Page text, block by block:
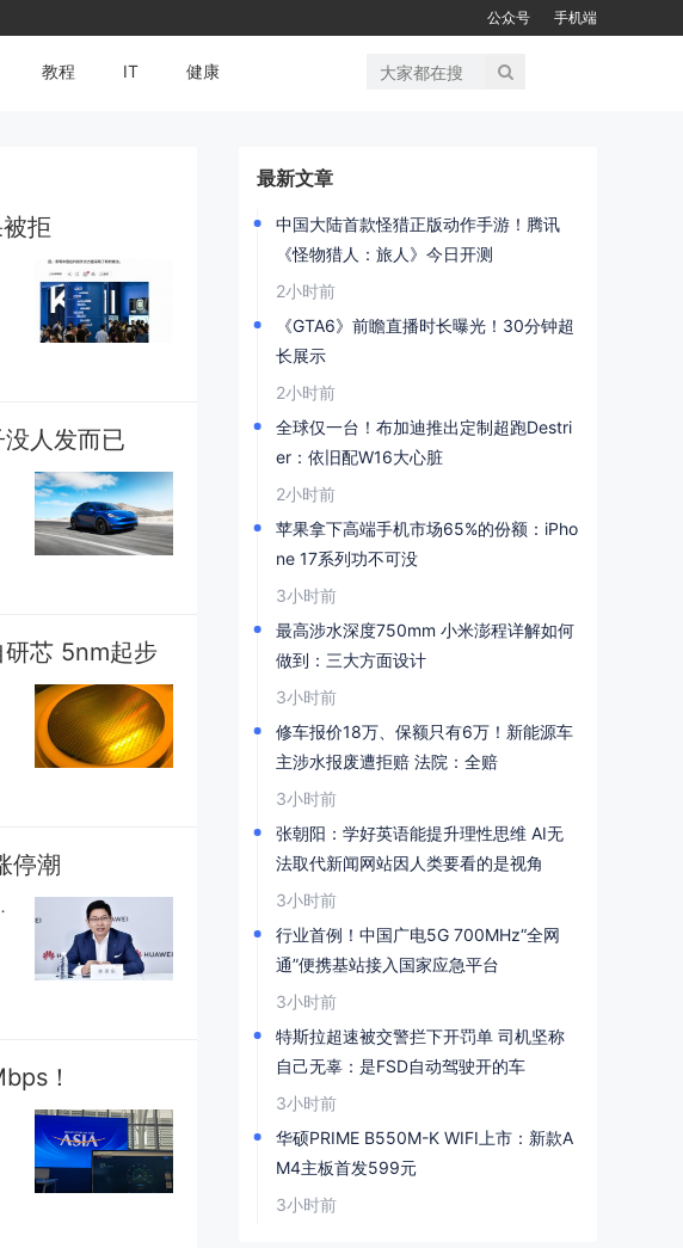
公众号 手机端
教程 IT 健康
拒
人发而已
研芯 5nm起步
停潮
关鸿蒙概念股今天出现了涨停潮。今天A股开盘后，常山北明走...
！
最新文章
中国大陆首款怪猎正版动作手游！腾讯
《怪物猎人：旅人》今日开测
2小时前
《GTA6》前瞻直播时长曝光！30分钟超
长展示
2小时前
全球仅一台！布加迪推出定制超跑Destri
er：依旧配W16大心脏
2小时前
苹果拿下高端手机市场65%的份额：iPho
ne 17系列功不可没
3小时前
最高涉水深度750mm 小米澎程详解如何
做到：三大方面设计
3小时前
修车报价18万、保额只有6万！新能源车
主涉水报废遭拒赔 法院：全赔
3小时前
张朝阳：学好英语能提升理性思维 AI无
法取代新闻网站因人类要看的是视角
3小时前
行业首例！中国广电5G 700MHz“全网
通”便携基站接入国家应急平台
3小时前
特斯拉超速被交警拦下开罚单 司机坚称
自己无辜：是FSD自动驾驶开的车
3小时前
华硕PRIME B550M-K WIFI上市：新款A
M4主板首发599元
3小时前